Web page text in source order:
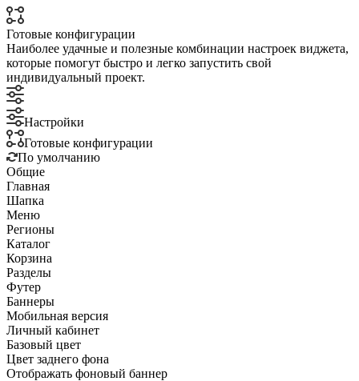
Готовые конфигурации
Наиболее удачные и полезные комбинации настроек виджета,
которые помогут быстро и легко запустить свой
индивидуальный проект.
Настройки
Готовые конфигурации
По умолчанию
Общие
Главная
Шапка
Меню
Регионы
Каталог
Корзина
Разделы
Футер
Баннеры
Мобильная версия
Личный кабинет
Базовый цвет
Цвет заднего фона
Отображать фоновый баннер